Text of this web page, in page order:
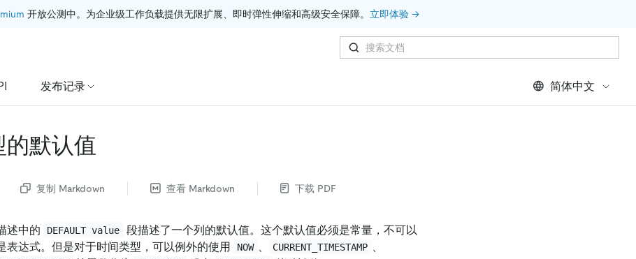
开放公测中。为企业级工作负载提供无限扩展、即时弹性伸缩和高级安全保障。 立即体验 →
发布记录 简体中文
默认值
复制 Markdown 查看 Markdown 下载 PDF
述中的 DEFAULT value
段描述了一个列的默认值。这个默认值必须是常量，不可以
表达式。但是对于时间类型，可以例外的使用
NOW CURRENT_TIMESTAMP